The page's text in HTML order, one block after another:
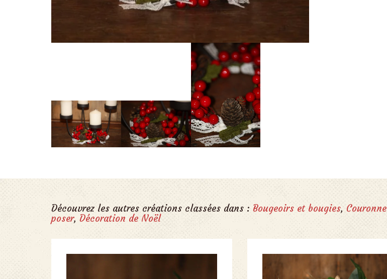
Découvrez les autres créations classées dans : Bougeoirs et bougies,
poser, Décoration de Noël